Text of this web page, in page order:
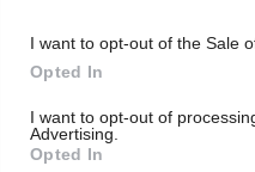
I want to opt-out of the Sale
Opted In
I want to opt-out of
Advertising.
Opted In
Súťažte